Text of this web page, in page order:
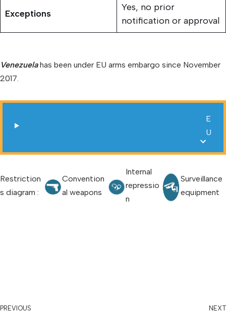
Exceptions
Yes, no prior
notification or approval
Venezuelahas been under EU arms embargo since November
2017.
E
U
Restriction
s diagram :
Convention
al weapons
Internal
repressio
n
Surveillance
equipment
PREVIOUS NEXT